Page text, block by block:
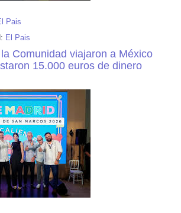
Pais
El Pais
Comunidad viajaron a México
15.000 euros de dinero